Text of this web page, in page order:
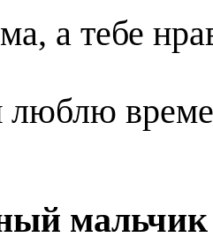
а тебе
мальчик